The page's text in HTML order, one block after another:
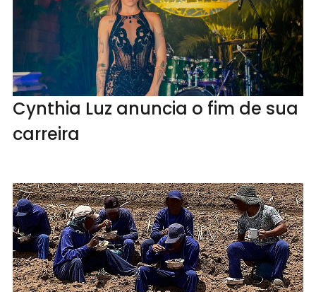
Cynthia Luz anuncia o fim de sua
carreira